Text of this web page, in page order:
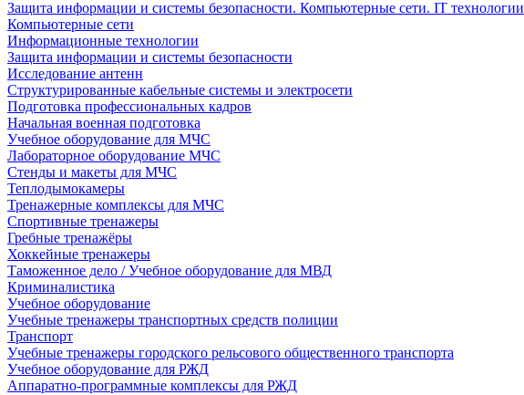
Защита информации и системы безопасности. Компьютерные сети. IT технологии
Компьютерные сети
Информационные технологии
Защита информации и системы безопасности
Исследование антенн
Структурированные кабельные системы и электросети
Подготовка профессиональных кадров
Начальная военная подготовка
Учебное оборудование для МЧС
Лабораторное оборудование МЧС
Стенды и макеты для МЧС
Теплодымокамеры
Тренажерные комплексы для МЧС
Спортивные тренажеры
Гребные тренажёры
Хоккейные тренажеры
Таможенное дело / Учебное оборудование для МВД
Криминалистика
Учебное оборудование
Учебные тренажеры транспортных средств полиции
Транспорт
Учебные тренажеры городского рельсового общественного транспорта
Учебное оборудование для РЖД
Аппаратно-программные комплексы для РЖД